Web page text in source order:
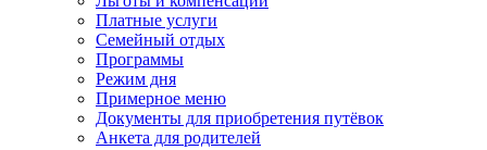
Платные услуги
Семейный отдых
Программы
Режим дня
Примерное меню
Документы для приобретения путёвок
Анкета для родителей